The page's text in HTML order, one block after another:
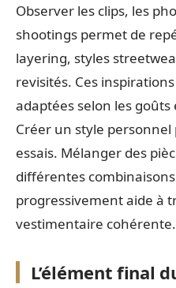
Observer les clips, les
shootings permet de
layering, styles
revisités. Ces
adaptées selon les
Créer un style personnel
essais. Mélanger des
différentes
progressivement aide à
vestimentaire cohérente.
L’élément final